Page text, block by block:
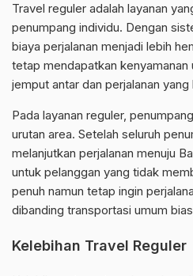
Travel reguler adalah layanan
penumpang individu. Dengan
biaya perjalanan menjadi lebih
tetap mendapatkan kenyamanan
jemput antar dan perjalanan
Pada layanan reguler,
urutan area. Setelah seluruh
melanjutkan perjalanan menuju
untuk pelanggan yang tidak
penuh namun tetap ingin
dibanding transportasi umum
Kelebihan Travel Reguler